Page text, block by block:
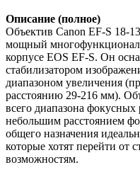
Описание (полное)
Объектив Canon EF-S 18-
мощный
корпусе EOS EF-S. Он
стабилизатором
диапазоном увеличения
расстоянию 29-216 мм).
всего диапазона фокусных
небольшим расстоянием
общего назначения
которые хотят перейти от
возможностям.